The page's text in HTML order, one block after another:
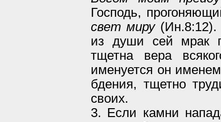
Господь,
свет миру(Ин.8:12).
из души сей мрак
тщетна вера
именуется он
бдения, тщетно
своих.
3. Если камни